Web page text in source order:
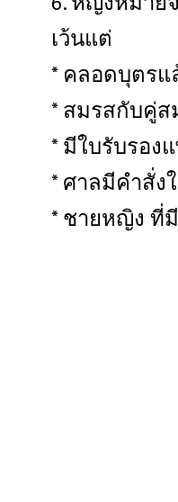
เว้นแต่
* คลอดบุตรแ
* สมรสกับคู่ส
* มีใบรับรอง
* ศาลมีคำสั่ง
* ชายหญิง ที่